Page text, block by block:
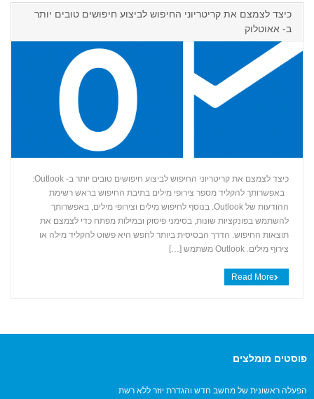
כיצד לצמצם את קריטריוני החיפוש לביצוע חיפושים טובים יותר
ב- אאוטלוק
+
כיצד לצמצם את קריטריוני החיפוש לביצוע חיפושים טובים יותר ב- Outlook:
באפשרותך להקליד מספר צירופי מילים בתיבת החיפוש בראש רשימת
ההודעות של Outlook. בנוסף לחיפוש מילים וצירופי מילים, באפשרותך
להשתמש בפונקציות שונות, בסימני פיסוק ובמילות מפתח כדי לצמצם את
תוצאות החיפוש. הדרך הבסיסית ביותר לחפש היא פשוט להקליד מילה או
צירוף מילים. Outlook משתמש […]
Read More
פוסטים מומלצים
הפעלה ראשונית של מחשב חדש והגדרת יוזר ללא רשת